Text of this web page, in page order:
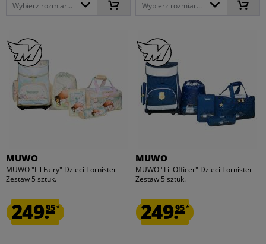
Wybierz rozmiar... Wybierz rozmiar...
MUWO
MUWO "Lil Fairy" Dzieci Tornister
Zestaw 5 sztuk.
249.95*
MUWO
MUWO "Lil Officer" Dzieci Tornister
Zestaw 5 sztuk.
249.95*